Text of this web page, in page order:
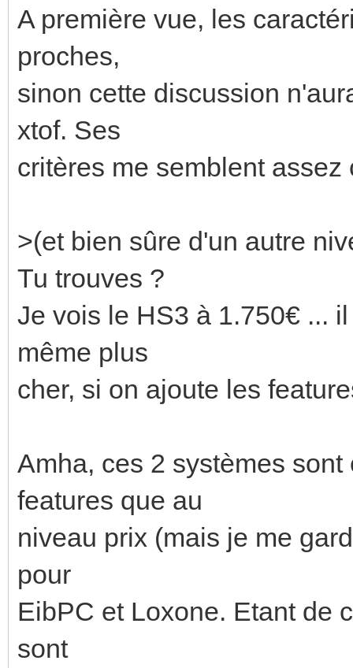
A première vue, les
proches,
sinon cette discussion
xtof. Ses
critères me semblent assez
>(et bien sûre d'un autre
Tu trouves ?
Je vois le HS3 à 1.750€ ...
même plus
cher, si on ajoute les
Amha, ces 2 systèmes
features que au
niveau prix (mais je me
pour
EibPC et Loxone. Etant de
sont